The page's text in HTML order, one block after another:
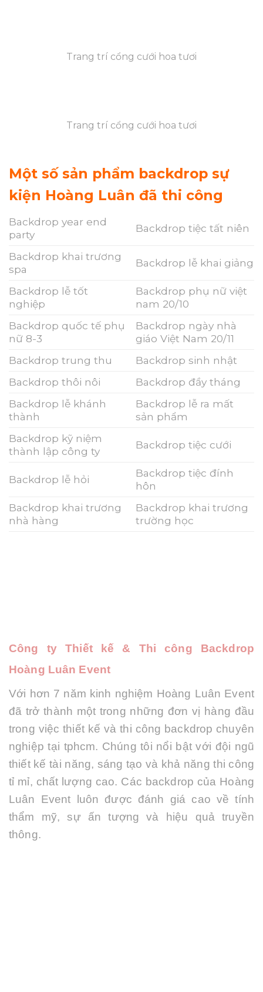
Trang trí cổng cưới hoa tươi
Trang trí cổng cưới hoa tươi
Một số sản phẩm backdrop sự
kiện Hoàng Luân đã thi công
Backdrop year end
party
Backdrop tiệc tất niên
Backdrop khai trương
spa
Backdrop lễ khai giảng
Backdrop lễ tốt
nghiệp
Backdrop phụ nữ việt
nam 20/10
Backdrop quốc tế phụ
nữ 8-3
Backdrop ngày nhà
giáo Việt Nam 20/11
Backdrop trung thu
Backdrop sinh nhật
Backdrop thôi nôi
Backdrop đầy tháng
Backdrop lễ khánh
thành
Backdrop lễ ra mất
sản phẩm
Backdrop kỹ niệm
thành lập công ty
Backdrop tiệc cưới
Backdrop lễ hỏi
Backdrop tiệc đính
hôn
Backdrop khai trương
nhà hàng
Backdrop khai trương
trường học
Công ty Thiết kế & Thi công Backdrop
Hoàng Luân Event
Với hơn 7 năm kinh nghiệm Hoàng Luân Event
đã trở thành một trong những đơn vị hàng đầu
trong việc thiết kế và thi công backdrop chuyên
nghiệp tại tphcm. Chúng tôi nổi bật với đội ngũ
thiết kế tài năng, sáng tạo và khả năng thi công
tỉ mỉ, chất lượng cao. Các backdrop của Hoàng
Luân Event luôn được đánh giá cao về tính
thẩm mỹ, sự ấn tượng và hiệu quả truyền
thông.